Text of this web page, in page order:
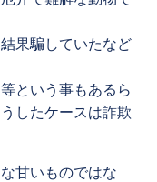
果騙していたなど
という事もあるら
したケースは詐欺
甘いものではな